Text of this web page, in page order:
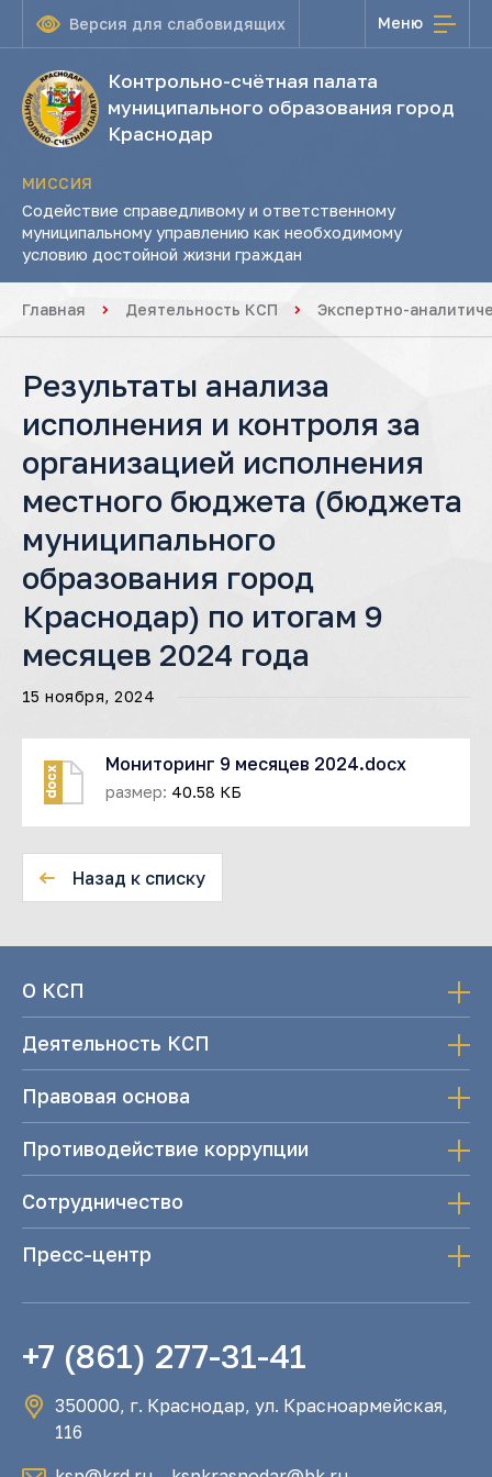
Версия для слабовидящих Меню
Контрольно-счётная палата
муниципального образования город
Краснодар
МИССИЯ
Содействие справедливому и ответственному
муниципальному управлению как необходимому
условию достойной жизни граждан
Главная Деятельность КСП Экспертно-
Результаты анализа
исполнения и контроля за
организацией исполнения
местного бюджета (бюджета
муниципального
образования город
Краснодар) по итогам 9
месяцев 2024 года
15 ноября, 2024
docx
Мониторинг 9 месяцев 2024.docx
размер: 40.58 КБ
Назад к списку
О КСП
Деятельность КСП
Правовая основа
Противодействие коррупции
Сотрудничество
Пресс-центр
+7 (861) 277-31-41
350000, г. Краснодар, ул. Красноармейская,
116